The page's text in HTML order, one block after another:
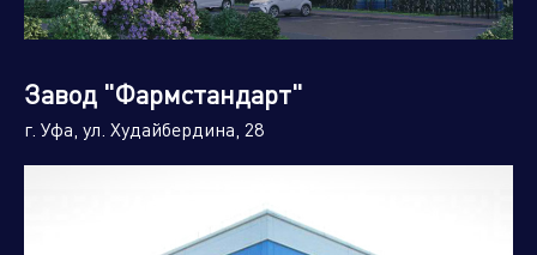
Завод "Фармстандарт"
г. Уфа, ул. Худайбердина, 28